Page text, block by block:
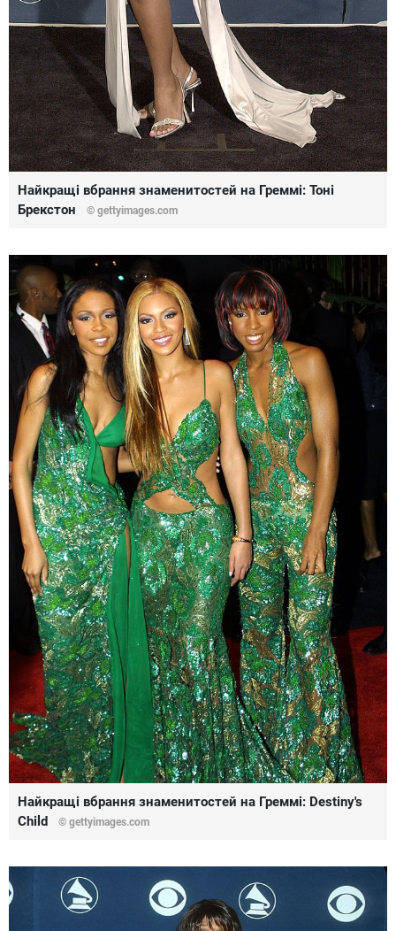
Найкращі вбрання знаменитостей на Греммі: Тоні
Брекстон
© gettyimages.com
Найкращі вбрання знаменитостей на Греммі: Destiny's
Child
© gettyimages.com